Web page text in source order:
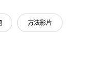
方法影片